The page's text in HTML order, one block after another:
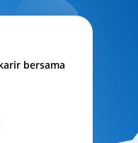
bersama